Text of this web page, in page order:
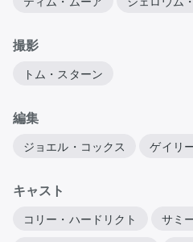
撮影
トム・スターン
編集
ジョエル・コックス ゲイリ
キャスト
コリー・ハードリクト サミ